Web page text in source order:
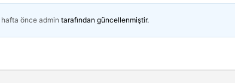
hafta önce admin tarafından güncellenmiştir.